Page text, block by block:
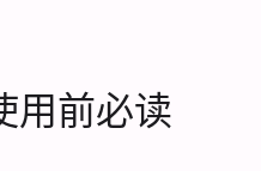
用前必读